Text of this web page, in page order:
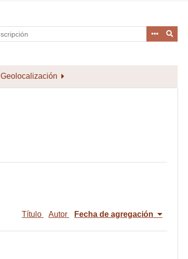
Geolocalización
Título Autor Fecha de agregación